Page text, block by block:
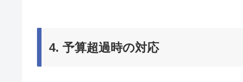
4. 予算超過時の対応